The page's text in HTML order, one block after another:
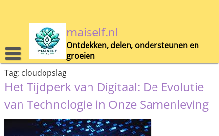
maiself.nl
Ontdekken, delen, ondersteunen en
groeien
Tag: cloudopslag
Het Tijdperk van Digitaal: De Evolutie
van Technologie in Onze Samenleving